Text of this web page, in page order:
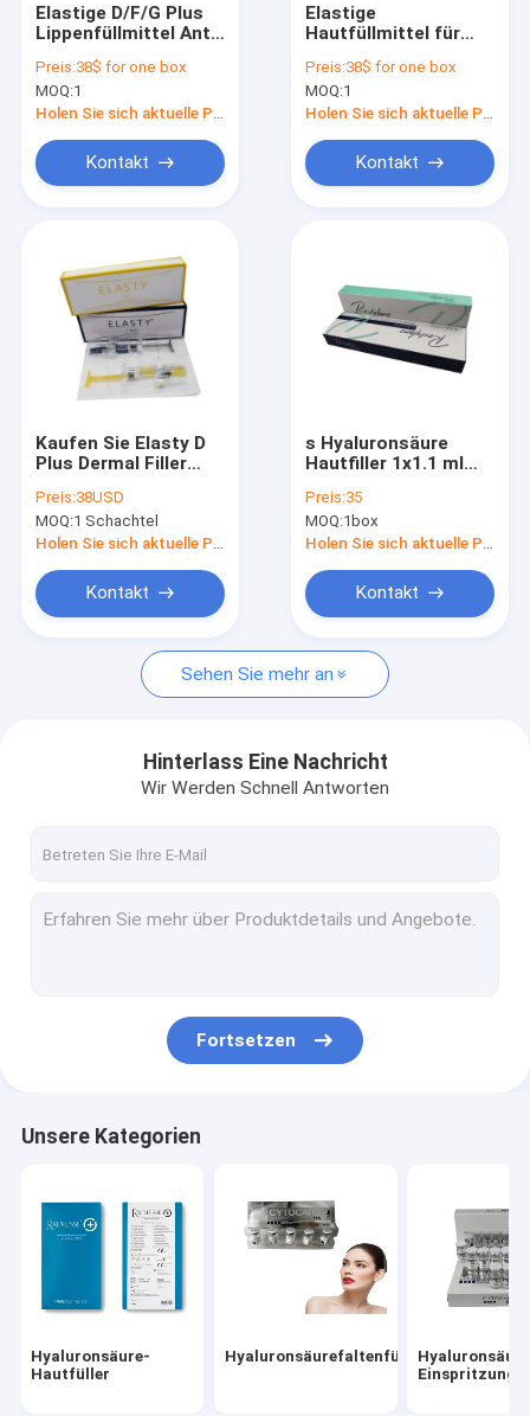
Produkte
Über uns
Fabrik-Ausflug
Nachrichten
Fordern Sie ein Zitat
Hyaluronsäurefaltenfüller
Hyaluronsäure-Einspritzungs-Füller
Faden PDO PCL PLLA
Goldprotein-Peptid
Weibliches Festziehengel
Planierungsausrüstung Derma
Mikrocannula-Nadel
Elastige D/F/G Plus
Lippenfüllmittel Anti-
Hyaluronsäure-
Füllmittel
Preis:38$ for one box
MOQ:1
Holen Sie sich aktuelle Preis
Kontakt
Elastige
Hautfüllmittel für
F-plus / G-plus
Preis:38$ for one box
MOQ:1
Holen Sie sich aktuelle Preis
Kontakt
Kaufen Sie Elasty D
Plus Dermal Filler
Injektion
Preis:38USD
MOQ:1 Schachtel
Holen Sie sich aktuelle Preis
Kontakt
s Hyaluronsäure
Hautfiller 1x1.1 ml
Preis:35
MOQ:1box
Holen Sie sich aktuelle Preis
Kontakt
Sehen Sie mehr an
Hinterlass Eine Nachricht
Wir Werden Schnell Antworten
Fortsetzen
Unsere Kategorien
Hyaluronsäure-
Hautfüller
Hyaluronsäurefaltenfüller